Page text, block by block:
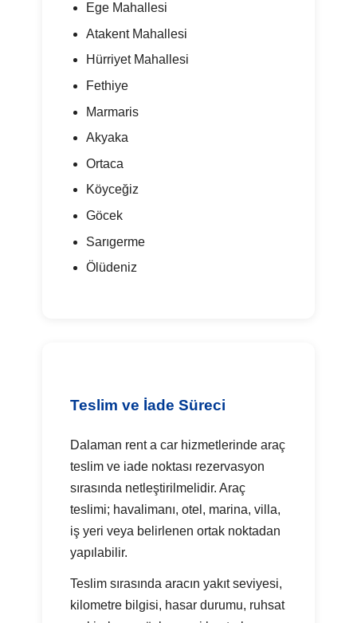
Ege Mahallesi
Atakent Mahallesi
Hürriyet Mahallesi
Fethiye
Marmaris
Akyaka
Ortaca
Köyceğiz
Göcek
Sarıgerme
Ölüdeniz
Teslim ve İade Süreci
Dalaman rent a car hizmetlerinde araç
teslim ve iade noktası rezervasyon
sırasında netleştirilmelidir. Araç
teslimi; havalimanı, otel, marina, villa,
iş yeri veya belirlenen ortak noktadan
yapılabilir.
Teslim sırasında aracın yakıt seviyesi,
kilometre bilgisi, hasar durumu, ruhsat